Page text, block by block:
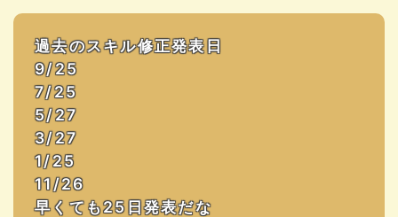
過去のスキル修正発表日
9/25
7/25
5/27
3/27
1/25
11/26
早くても25日発表だな